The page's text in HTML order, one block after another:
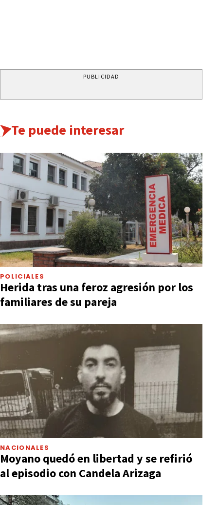
PUBLICIDAD
Te puede interesar
POLICIALES
Herida tras una feroz agresión por los
familiares de su pareja
NACIONALES
Moyano quedó en libertad y se refirió
al episodio con Candela Arizaga